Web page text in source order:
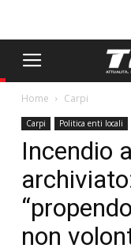
Home Carpi
Carpi Politica enti locali
Incendio
non